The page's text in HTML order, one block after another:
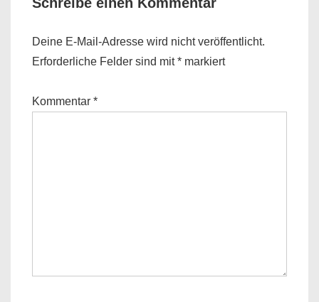
Deine E-Mail-Adresse wird nicht veröffentlicht.
Erforderliche Felder sind mit* markiert
Kommentar *